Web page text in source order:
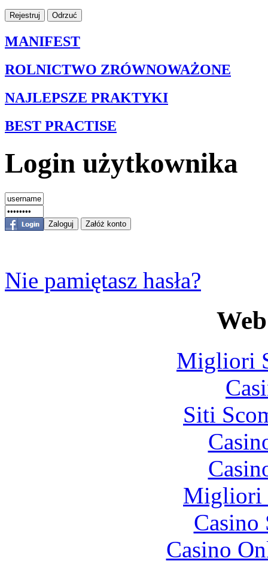
MANIFEST
ROLNICTWO ZRÓWNOWAŻONE
NAJLEPSZE PRAKTYKI
BEST PRACTISE
Login użytkownika
Nie pamiętasz hasła?
Migliori
Siti
Migliori
Casino
Casino